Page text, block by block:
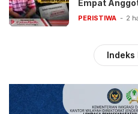
Empat
PERISTIWA 2
Indeks